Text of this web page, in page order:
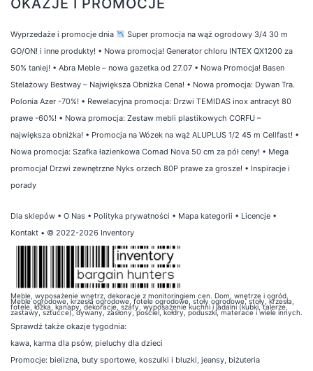
OKAZJE I PROMOCJE
Wyprzedaże i promocje dnia
Super promocja na wąż ogrodowy 3/4 30 m
GO/ON! i inne produkty! • Nowa promocja! Generator chloru INTEX QX1200 za
50% taniej! • Abra Meble – nowa gazetka od 27.07 • Nowa Promocja! Basen
Stelażowy Bestway – Największa Obniżka Cena! • Nowa promocja: Dywan Tra.
Polonia Azer -70%! • Rewelacyjna promocja: Drzwi TEMIDAS inox antracyt 80
prawe -60%! • Nowa promocja: Zestaw mebli plastikowych CORFU –
największa obniżka! • Promocja na Wózek na wąż ALUPLUS 1/2 45 m Cellfast! •
Nowa promocja: Szafka łazienkowa Comad Nova 50 cm za pół ceny! • Mega
promocja! Drzwi zewnętrzne Nyks orzech 80P prawe za grosze! • Inspiracje i
porady
Dla sklepów • O Nas • Polityka prywatności • Mapa kategorii • Licencje •
Kontakt • © 2022-2026 Inventory
Meble, wyposażenie wnętrz, dekoracje z monitoringiem cen. Dom, wnętrze i ogród.
Meble ogrodowe, krzesła ogrodowe, fotele ogrodowe, stoły ogrodowe, stoły, krzesła,
fotele, łóżka, kanapy, dekoracje, szafy, wyposażenie kuchni i jadalni (kubki, talerze,
zastawy, sztućce), dywany, zasłony, pościel, kołdry, poduszki, materace i wiele innych.
Sprawdź także okazje tygodnia:
kawa, karma dla psów, pieluchy dla dzieci
Promocje: bielizna, buty sportowe, koszulki i bluzki, jeansy, biżuteria